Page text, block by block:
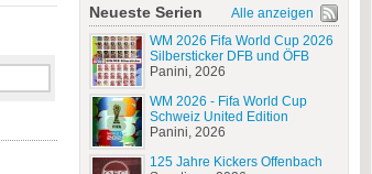
Neueste Serien
Alle anzeigen
WM 2026 Fifa World Cup 2026
Silbersticker DFB und ÖFB
Panini, 2026
WM 2026 - Fifa World Cup
Schweiz United Edition
Panini, 2026
125 Jahre Kickers Offenbach